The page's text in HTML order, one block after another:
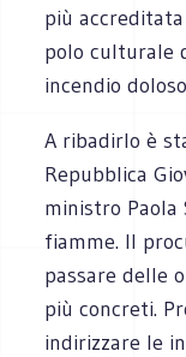
più
polo culturale
incendio
A ribadirlo è
Repubblica
ministro
fiamme. Il
passare delle
più concreti.
indirizzare le